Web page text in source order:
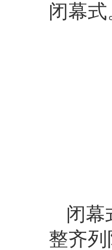
闭幕式
闭幕
整齐